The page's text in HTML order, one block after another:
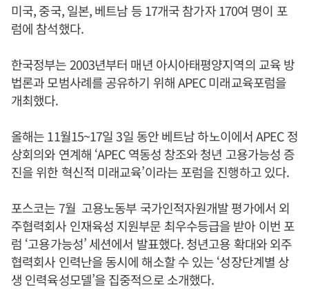
미국, 중국, 일본, 베트남 등 17개국 참가자 170여 명이 포
럼에 참석했다.
한국정부는 2003년부터 매년 아시아태평양지역의 교육 방
법론과 모범사례를 공유하기 위해 APEC 미래교육포럼을
개최했다.
올해는 11월15~17일 3일 동안 베트남 하노이에서 APEC 정
상회의와 연계해 ‘APEC 역동성 창조와 청년 고용가능성 증
진을 위한 혁신적 미래교육’이라는 포럼을 진행하고 있다.
포스코는 7월 고용노동부 국가인적자원개발 평가에서 외
주협력회사 인재육성 지원부문 최우수등급을 받아 이번 포
럼 ‘고용가능성’ 세션에서 발표했다. 청년고용 확대와 외주
협력회사 인력난을 동시에 해소할 수 있는 ‘성장단계별 상
생 인력육성모델’을 집중적으로 소개했다.